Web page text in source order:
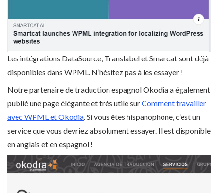
Les intégrations DataSource, Translabel et Smarcat sont déjà
disponibles dans WPML. N’hésitez pas à les essayer !
Notre partenaire de traduction espagnol Okodia a également
publié une page élégante et très utile surComment travailler
avec WPML et Okodia. Si vous êtes hispanophone, c’est un
service que vous devriez absolument essayer. Il est disponible
en anglais et en espagnol !